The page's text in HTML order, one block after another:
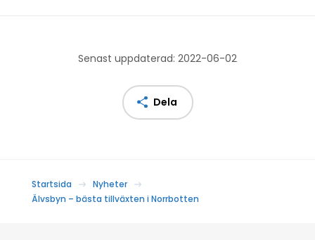
Senast uppdaterad: 2022-06-02
Dela
Startsida
Nyheter
Älvsbyn – bästa tillväxten i Norrbotten